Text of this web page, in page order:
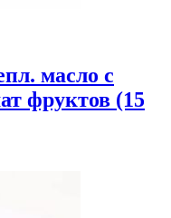
масло с
фруктов (15